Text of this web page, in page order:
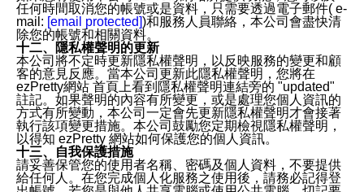
任何時間取消您的帳號或是資料，只需要透過電子郵件( e-
mail: [email protected])和服務人員聯絡，本公司會盡快清
除您的帳號和相關資料。
十二、隱私權聲明的更新
本公司將不定時更新隱私權聲明，以反映服務的變更和顧
客的意見反應。當本公司更新此隱私權聲明，您將在
ezPretty網站 首頁上看到隱私權聲明連結旁的 "updated"
註記。如果聲明的內容有所變更，或是處理您個人資訊的
方式有所變動，本公司一定會先更新隱私權聲明才會接著
執行該項變更措施。本公司鼓勵您定期檢視隱私權聲明，
以得知 ezPretty 網站如何保護您的個人資訊。
十三、自我保護措施
請妥善保管您的使用者名稱、密碼及個人資料，不要提供
給任何人。在您完成個人化服務之使用後，請務必記得登